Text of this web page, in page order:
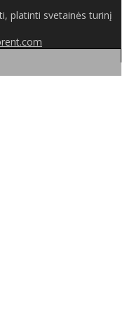
platinti svetainės turinį